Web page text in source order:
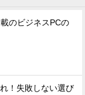
のビジネスPCの
！失敗しない選び